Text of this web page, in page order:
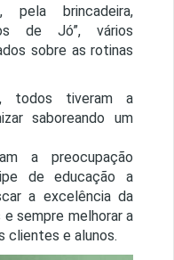
brincadeira,
de Jó”, vários
sobre as rotinas
todos tiveram a
saboreando um
a preocupação
de educação a
a excelência da
sempre melhorar a
clientes e alunos.